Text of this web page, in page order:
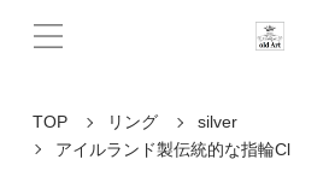
TOP リング
silver
アイルランド製伝統的な指輪Cl